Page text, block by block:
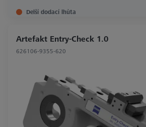
Delší dodací lhůta
Artefakt Entry-Check 1.0
626106-9355-620